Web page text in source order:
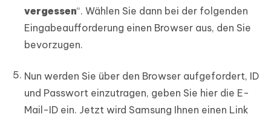
vergessen“. Wählen Sie dann bei der folgenden
Eingabeaufforderung einen Browser aus, den Sie
bevorzugen.
Nun werden Sie über den Browser aufgefordert, ID
und Passwort einzutragen, geben Sie hier die E-
Mail-ID ein. Jetzt wird Samsung Ihnen einen Link